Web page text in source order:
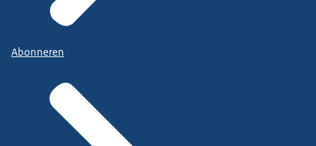
Abonneren